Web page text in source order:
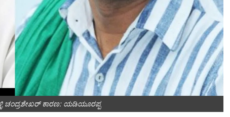
ಚಂದ್ರಶೇಖರ್ ಕಾರಣ: ಯಡಿಯೂರಪ್ಪ